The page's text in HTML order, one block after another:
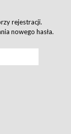
rejestracji.
nowego hasła.